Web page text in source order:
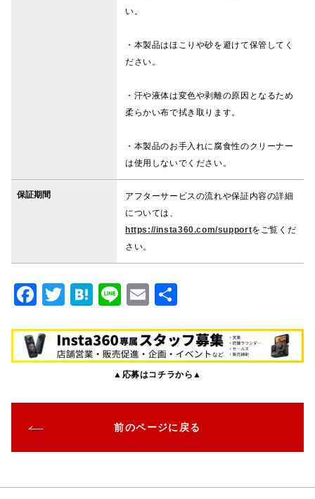
い。
・本製品はほこりや砂を避けて保管してく
ださい。
・汗や液体は変色や剥離の原因となるため
柔らかい布で拭き取ります。
・本製品のお手入れに腐食性のクリーナー
は使用しないでください。
保証期間
アフターサービスの流れや保証内容の詳細
については、
https://insta360.com/supportをご覧くだ
さい。
F
c
e
o
o
k
T
it
te
H
e
n
Li
e
E
ai
l
▲応募はコチラから▲
前のページに戻る